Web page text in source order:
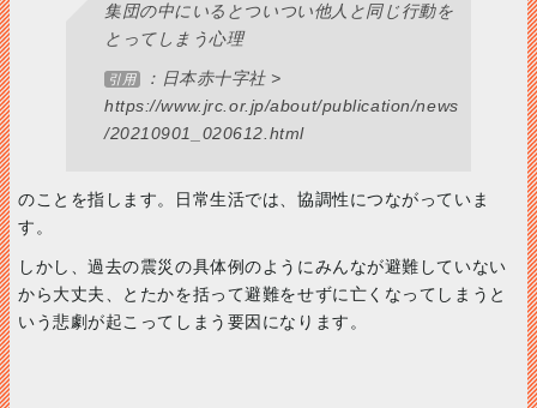
集団の中にいるとついつい他人と同じ行動を
とってしまう心理
引用
：日本赤十字社 >
https://www.jrc.or.jp/about/publication/news
/20210901_020612.html
のことを指します。日常生活では、協調性につながっていま
す。
しかし、過去の震災の具体例のようにみんなが避難していない
から大丈夫、とたかを括って避難をせずに亡くなってしまうと
いう悲劇が起こってしまう要因になります。